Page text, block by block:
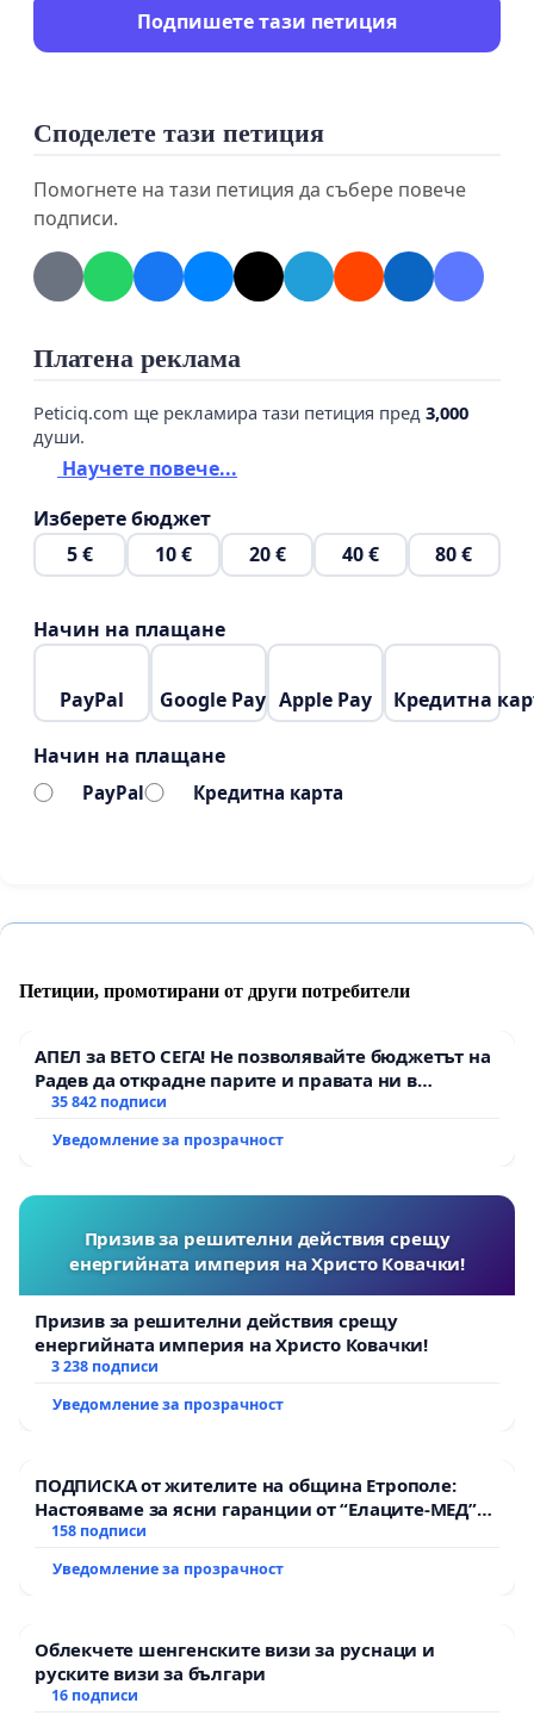
Подпишете тази петиция
Споделете тази петиция
Помогнете на тази петиция да събере повече
подписи.
Платена реклама
Peticiq.com ще рекламира тази петиция пред 3,000
души.
Научете повече...
Изберете бюджет
5 €
10 € 20 € 40 € 80 €
Начин на плащане
PayPal Google Pay Apple Pay Кредитна
Начин на плащане
PayPal Кредитна карта
Петиции, промотирани от други потребители
АПЕЛ за ВЕТО СЕГА! Не позволявайте бюджетът на
Радев да открадне парите и правата ни в
тъмното
35 842 подписи
Уведомление за прозрачност
Призив за решителни действия срещу
енергийната империя на Христо Ковачки!
Призив за решителни действия срещу
енергийната империя на Христо Ковачки!
3 238 подписи
Уведомление за прозрачност
ПОДПИСКА от жителите на община Етрополе:
Настояваме за ясни гаранции от “Елаците-МЕД”
АД и от държавата, че ще се изпълнят всички
158 подписи
Уведомление за прозрачност
Облекчете шенгенските визи за руснаци и
руските визи за българи
16 подписи